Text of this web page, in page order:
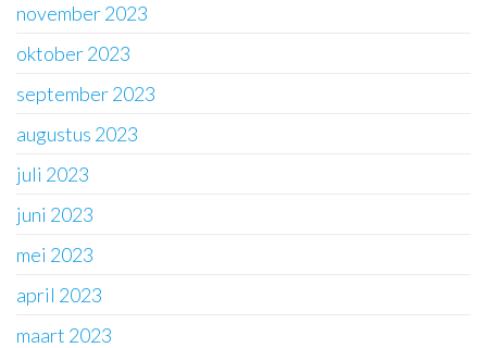
november 2023
oktober 2023
september 2023
augustus 2023
juli 2023
juni 2023
mei 2023
april 2023
maart 2023